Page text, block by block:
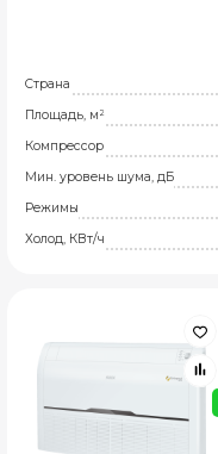
Страна
Площадь, м²
Компрессор
Мин. уровень шума, дБ
Режимы
Холод, КВт/ч